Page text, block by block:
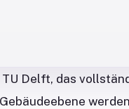
Delft, das